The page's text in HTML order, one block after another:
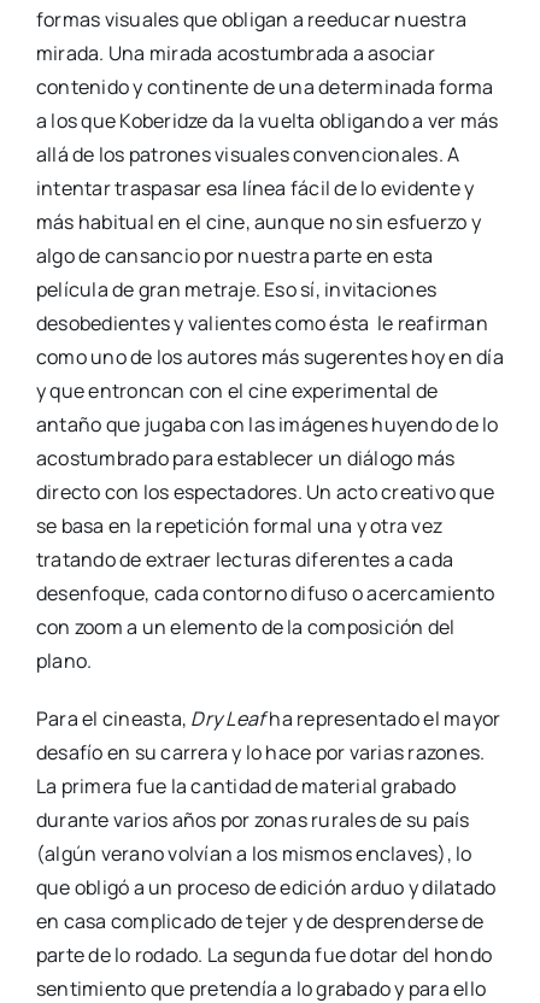
formas visuales que obligan a reeducar nuestra
mirada. Una mirada acostumbrada a asociar
contenido y continente de una determinada forma
a los que Koberidze da la vuelta obligando a ver más
allá de los patrones visuales convencionales. A
intentar traspasar esa línea fácil de lo evidente y
más habitual en el cine, aunque no sin esfuerzo y
algo de cansancio por nuestra parte en esta
película de gran metraje. Eso sí, invitaciones
desobedientes y valientes como ésta le reafirman
como uno de los autores más sugerentes hoy en día
y que entroncan con el cine experimental de
antaño que jugaba con las imágenes huyendo de lo
acostumbrado para establecer un diálogo más
directo con los espectadores. Un acto creativo que
se basa en la repetición formal una y otra vez
tratando de extraer lecturas diferentes a cada
desenfoque, cada contorno difuso o acercamiento
con zoom a un elemento de la composición del
plano.
Para el cineasta, Dry Leafha representado el mayor
desafío en su carrera y lo hace por varias razones.
La primera fue la cantidad de material grabado
durante varios años por zonas rurales de su país
(algún verano volvían a los mismos enclaves), lo
que obligó a un proceso de edición arduo y dilatado
en casa complicado de tejer y de desprenderse de
parte de lo rodado. La segunda fue dotar del hondo
sentimiento que pretendía a lo grabado y para ello